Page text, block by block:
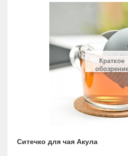
Краткое
Ситечко для чая Акула